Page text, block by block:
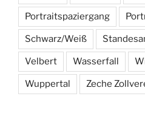
Portraitspaziergang
Schwarz/Weiß
Velbert Wasserfall
Wuppertal Zeche